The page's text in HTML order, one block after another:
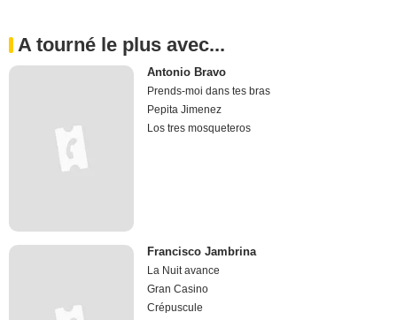
A tourné le plus avec...
Antonio Bravo
Prends-moi dans tes bras
Pepita Jimenez
Los tres mosqueteros
Francisco Jambrina
La Nuit avance
Gran Casino
Crépuscule